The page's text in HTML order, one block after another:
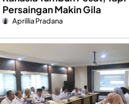
Persaingan Makin Gila
Aprillia Pradana